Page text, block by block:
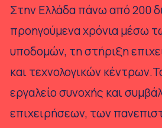
Στην Ελλάδα πάνω από 200
προηγούμενα χρόνια μέσω
υποδομών, τη στήριξη
και τεχνολογικών
εργαλείο συνοχής και
επιχειρήσεων, των